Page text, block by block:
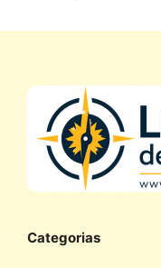
Categorias